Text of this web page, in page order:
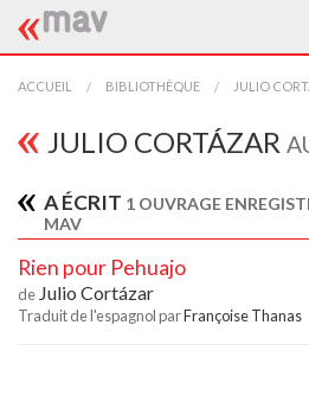
ACCUEIL
LA MAV
TRADUCTEURS
AIDE À LA TRADUCTION
ACCUEIL BIBLIOTHÈQUE JULIO
JULIO CORTÁZAR
A ÉCRIT 1 OUVRAGE
MAV
Rien pour Pehuajo
de Julio Cortázar
Traduit de l'espagnol parFrançoise Thanas